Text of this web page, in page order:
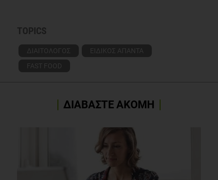
TOPICS
ΔΙΑΙΤΟΛΟΓΟΣ
ΕΙΔΙΚΟΣ ΑΠΑΝΤΑ
FAST FOOD
ΔΙΑΒΑΣΤΕ ΑΚΟΜΗ